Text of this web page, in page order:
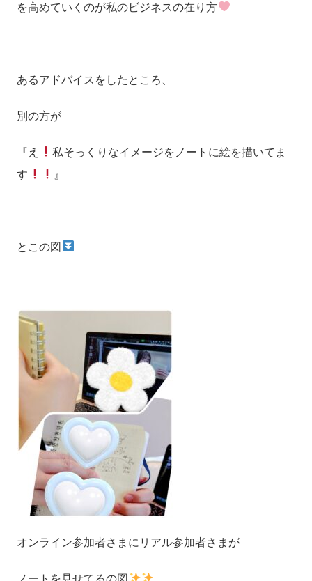
を高めていくのが私のビジネスの在り方
あるアドバイスをしたところ、
別の方が
『え
私そっくりなイメージをノートに絵を描いてま
す
』
とこの図
オンライン参加者さまにリアル参加者さまが
ノートを見せてるの図